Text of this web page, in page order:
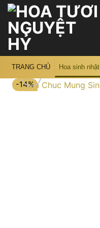
Skip
content
TRANG CHỦ Hoa sinh nhật
-14%